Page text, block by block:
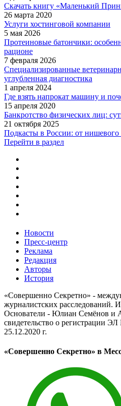
Скачать книгу «Маленький
26 марта 2020
Услуги хостинговой компании
5 мая 2026
Протеиновые батончики:
рационе
7 февраля 2026
Специализированные
углубленная диагностика
1 апреля 2024
Где взять напрокат машину и
15 апреля 2020
Банкротство физических лиц:
21 октября 2025
Подкасты в России: от нишевого
Перейти в раздел
Новости
Пресс-центр
Реклама
Редакция
Авторы
История
«Совершенно Секретно» -
журналистских расследований.
Основатели - Юлиан Семёнов и
свидетельство о регистрации
25.12.2020 г.
«Совершенно Секретно» в